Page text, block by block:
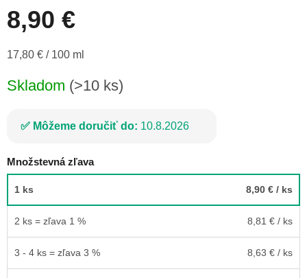
8,90 €
Jednotková
17,80 € / 100 ml
Skladom (>10 ks)
Môžeme doručiť do: 10.8.2026
Množstevná zľava
1 ks 8,90 € / ks
2 ks = zľava 1 % 8,81 € / ks
3 - 4 ks = zľava 3 % 8,63 € / ks